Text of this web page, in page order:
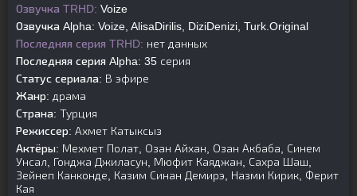
Озвучка TRHD: Voize
Озвучка Alpha: Voize, AlisaDirilis, DiziDenizi, Turk.Original
Последняя серия TRHD: нет данных
Последняя серия Alpha: 35 серия
Статус сериала: В эфире
Жанр: драма
Страна: Турция
Режиссер: Ахмет Катыксыз
Актёры: Мехмет Полат, Озан Айхан, Озан Акбаба, Синем
Унсал, Гонджа Джиласун, Мюфит Каяджан, Сахра Шаш,
Зейнеп Канконде, Казим Синан Демирэ, Назми Кирик, Ферит
Кая